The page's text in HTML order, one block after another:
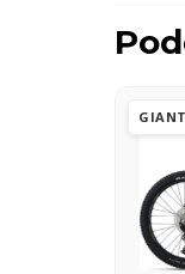
GIANT